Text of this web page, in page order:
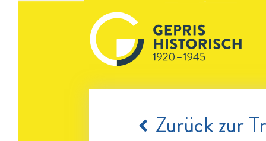
Zurück zur